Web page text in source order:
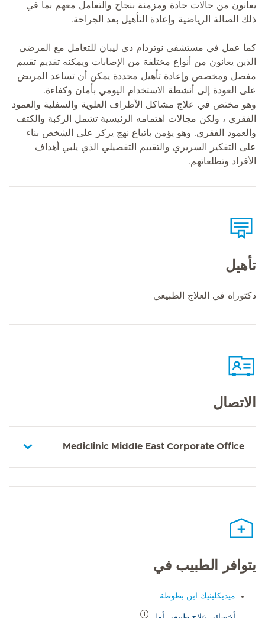
يعانون من حالات حادة ومزمنة بنجاح والتعامل معهم بما في
ذلك الصالة الرياضية وإعادة التأهيل بعد الجراحة.
كما عمل في مستشفى نوتردام دي ليبان للتعامل مع المرضى
الذين يعانون من أنواع مختلفة من الإصابات ويمكنه تقديم تقييم
مفصل ومخصص وإعادة تأهيل محددة يمكن أن تساعد المريض
على العودة إلى أنشطة الاستخدام اليومي بأمان وكفاءة.
وهو مختص في علاج مشاكل الأطراف العلوية والسفلية والعمود
الفقري ، ولكن مجالات اهتمامه الرئيسية تشمل الركبة والكتف
والعمود الفقري. وهو يؤمن باتباع نهج يركز على الشخص بناء
على التفكير السريري والتقييم التفصيلي الذي يلبي أهداف
الأفراد وتطلعاتهم.
تأهيل
دكتوراه في العلاج الطبيعي
الاتصال
Mediclinic Middle East Corporate Office
يتوافر الطبيب في
ميديكلينيك ابن بطوطة